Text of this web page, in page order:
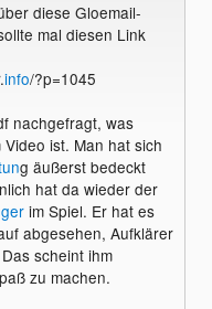
diese Gloemail-
mal diesen Link
info/?p=1045
nachgefragt, was
ist. Man hat sich
g äußerst bedeckt
hat da wieder der
im Spiel. Er hat es
abgesehen, Aufklärer
scheint ihm
zu machen.